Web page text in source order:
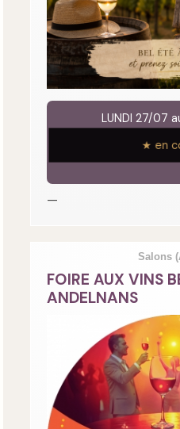
LUNDI 27/07
★ en
—
Salons
FOIRE AUX VINS
ANDELNANS